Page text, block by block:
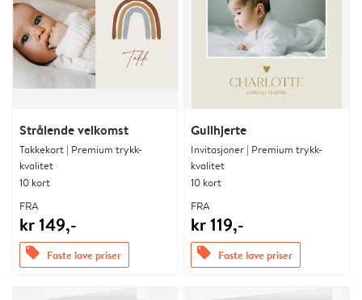
Strålende velkomst
Takkekort | Premium trykk-
kvalitet
10 kort
FRA
kr 149,-
offers Faste lave priser
Gullhjerte
Invitasjoner | Premium trykk-
kvalitet
10 kort
FRA
kr 119,-
offers Faste lave priser